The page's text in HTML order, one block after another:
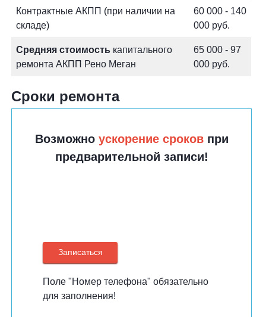
Контрактные АКПП (при наличии на
складе)
60 000 - 140
000 руб.
Средняя стоимость капитального
ремонта АКПП Рено Меган
65 000 - 97
000 руб.
Сроки ремонта
Возможно ускорение сроковпри
предварительной записи!
Поле "Номер телефона" обязательно
для заполнения!